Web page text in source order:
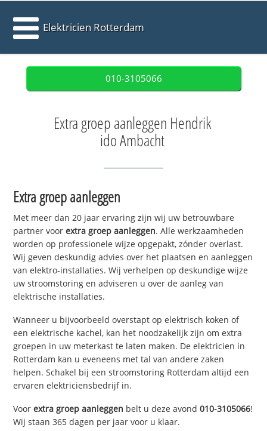
Elektricien Rotterdam
010-3105066
Extra groep aanleggen Hendrik
ido Ambacht
Extra groep aanleggen
Met meer dan 20 jaar ervaring zijn wij uw betrouwbare
partner voorextra groep aanleggen. Alle werkzaamheden
worden op professionele wijze opgepakt, zónder overlast.
Wij geven deskundig advies over het plaatsen en aanleggen
van elektro-installaties. Wij verhelpen op deskundige wijze
uw stroomstoring en adviseren u over de aanleg van
elektrische installaties.
Wanneer u bijvoorbeeld overstapt op elektrisch koken of
een elektrische kachel, kan het noodzakelijk zijn om extra
groepen in uw meterkast te laten maken. De elektricien in
Rotterdam kan u eveneens met tal van andere zaken
helpen. Schakel bij een stroomstoring Rotterdam altijd een
ervaren elektriciensbedrijf in.
Voorextra groep aanleggen belt u deze avond010-3105066!
Wij staan 365 dagen per jaar voor u klaar.